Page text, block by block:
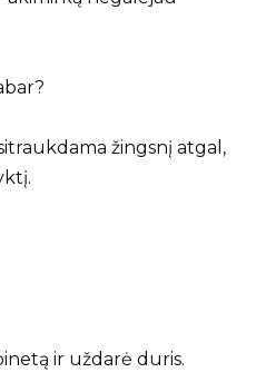
žingsnį atgal,
ir uždarė duris.